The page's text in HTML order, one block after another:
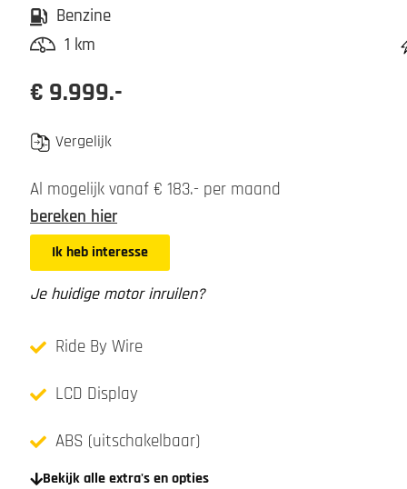
Benzine
1 km
€ 9.999.-
Vergelijk
Al mogelijk vanaf € 183.- per maand
bereken hier
Ik heb interesse
Je huidige motor inruilen?
Ride By Wire
LCD Display
ABS (uitschakelbaar)
Bekijk alle extra's en opties